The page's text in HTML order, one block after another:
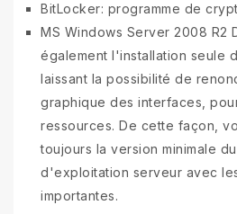
BitLocker: programme de
MS Windows Server 2008 R2
également l'installation seule
laissant la possibilité de
graphique des interfaces,
ressources. De cette façon,
toujours la version minimale
d'exploitation serveur avec
importantes.